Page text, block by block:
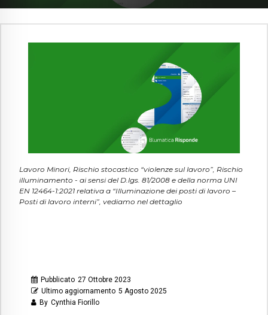
Lavoro Minori, Rischio stocastico “violenze sul lavoro”, Rischio
illuminamento - ai sensi del D.lgs. 81/2008 e della norma UNI
EN 12464-1:2021 relativa a “Illuminazione dei posti di lavoro –
Posti di lavoro interni”, vediamo nel dettaglio
Pubblicato 27 Ottobre 2023
Ultimo aggiornamento 5 Agosto 2025
By Cynthia Fiorillo